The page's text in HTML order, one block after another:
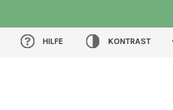
HILFE KONTRAST